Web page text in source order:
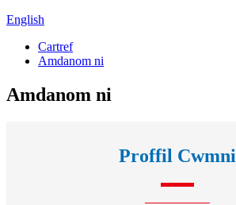
English
Cartref
Amdanom ni
Amdanom ni
Proffil Cwmni